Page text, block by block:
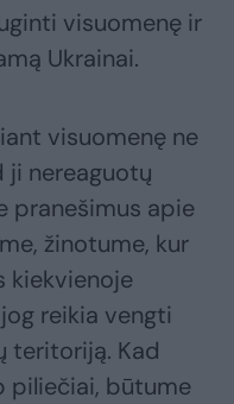
visuomenę ir
Ukrainai.
visuomenę ne
ji nereaguotų
pranešimus apie
žinotume, kur
kiekvienoje
reikia vengti
teritoriją. Kad
piliečiai, būtume